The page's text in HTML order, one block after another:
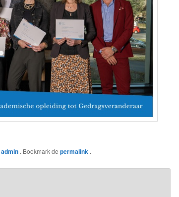
admin . Bookmark de permalink .